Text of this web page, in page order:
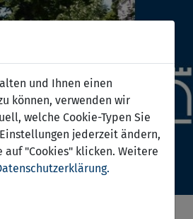
und Ihnen einen
können, verwenden wir
welche Cookie-Typen Sie
jederzeit ändern,
"Cookies" klicken. Weitere